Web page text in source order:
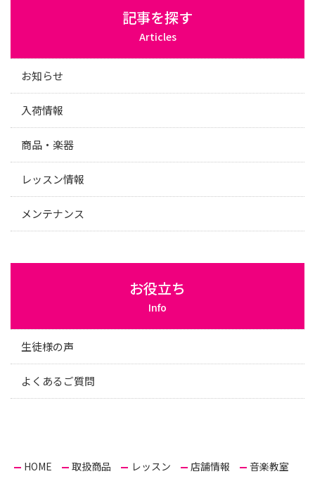
記事を探す
Articles
お知らせ
入荷情報
商品・楽器
レッスン情報
メンテナンス
お役立ち
Info
生徒様の声
よくあるご質問
HOME 取扱商品 レッスン 店舗情報
音楽教室